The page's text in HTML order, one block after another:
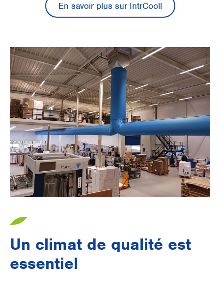
En savoir plus sur IntrCooll
Un climat de qualité est
essentiel